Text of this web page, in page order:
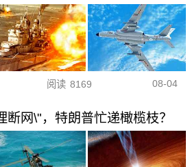
阅读 8169 08-04
断网\"，特朗普忙递橄榄枝？